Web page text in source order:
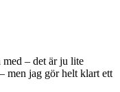
– det är ju lite
men jag gör helt klart ett